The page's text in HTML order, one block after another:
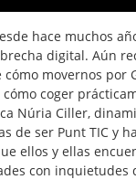
hace muchos
digital. Aún
movernos por
coger
Núria Ciller,
de ser Punt TIC y
ellos y ellas
con inquietudes